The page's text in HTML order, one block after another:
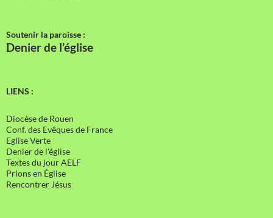
Soutenir la paroisse :
Denier de l’église
LIENS :
Diocèse de Rouen
Conf. des Evêques de France
Eglise Verte
Denier de l'église
Textes du jour AELF
Prions en Église
Rencontrer Jésus